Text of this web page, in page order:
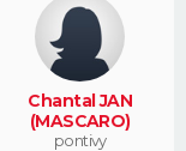
Chantal JAN
(MASCARO)
pontivy